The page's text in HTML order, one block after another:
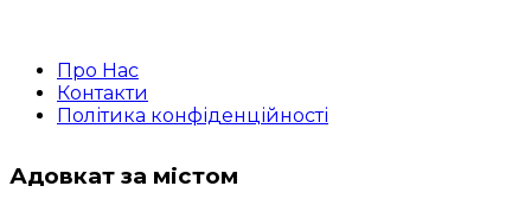
Про Нас
Контакти
Політика конфіденційності
Адовкат за містом